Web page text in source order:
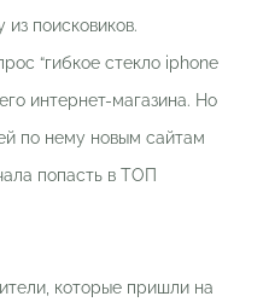
поисковиков.
“гибкое стекло iphone
интернет-магазина. Но
по нему новым сайтам
попасть в ТОП
которые пришли на